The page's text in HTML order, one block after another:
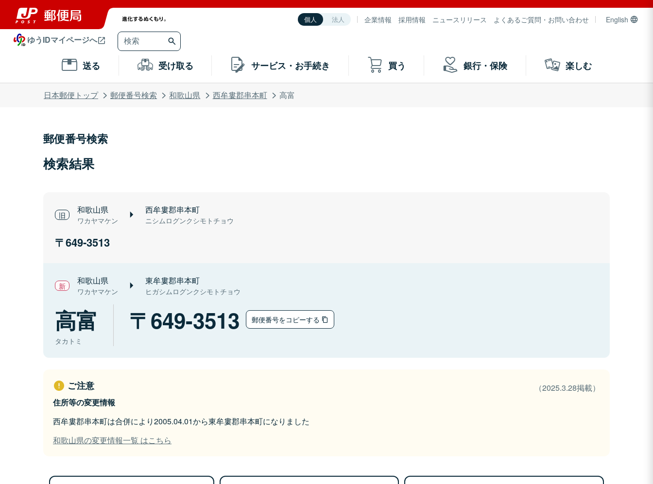
個人 法人 企業情報 採用情報 ニュースリリース よくあるご質問・お問い合わせ English
ゆうIDマイページへ
送る 受け取る サービス・お手続き 買う 銀行・保険 楽しむ
日本郵便トップ 郵便番号検索 和歌山県 西牟婁郡串本町 高富
郵便番号検索
検索結果
和歌山県
ワカヤマケン
西牟婁郡串本町
ニシムログンクシモトチョウ
649-3513
和歌山県
ワカヤマケン
東牟婁郡串本町
ヒガシムログンクシモトチョウ
高富
タカトミ
649-3513 郵便番号をコピーする
ご注意
（2025.3.28掲載）
住所等の変更情報
西牟婁郡串本町は合併により2005.04.01から東牟婁郡串本町になりました
和歌山県の変更情報一覧 はこちら